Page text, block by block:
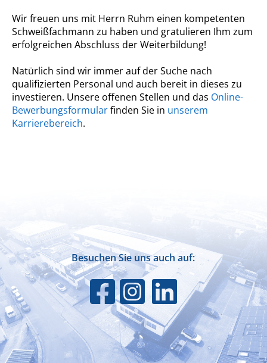
Wir freuen uns mit Herrn Ruhm einen kompetenten
Schweißfachmann zu haben und gratulieren Ihm zum
erfolgreichen Abschluss der Weiterbildung!
Natürlich sind wir immer auf der Suche nach
qualifizierten Personal und auch bereit in dieses zu
investieren. Unsere offenen Stellen und das Online-
Bewerbungsformularfinden Sie in unserem
Karrierebereich.
Besuchen Sie uns auch auf: